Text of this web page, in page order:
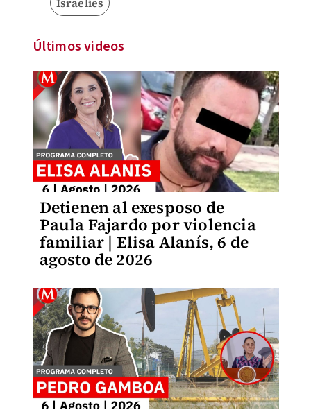
Últimos videos
Detienen al exesposo de
Paula Fajardo por violencia
familiar | Elisa Alanís, 6 de
agosto de 2026